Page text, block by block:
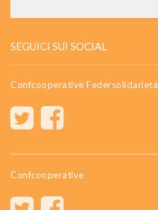
SEGUICI SUI SOCIAL
Confcooperative Federsolidarietà
Confcooperative